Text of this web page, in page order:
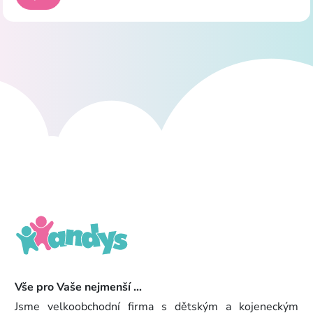
Vše pro Vaše nejmenší ...
Jsme velkoobchodní firma s dětským a kojeneckým